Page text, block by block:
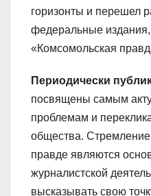
горизонты и перешел
федеральные издания,
«Комсомольская
Периодически
посвящены самым
проблемам и
общества. Стремление
правде являются
журналистской
высказывать свою